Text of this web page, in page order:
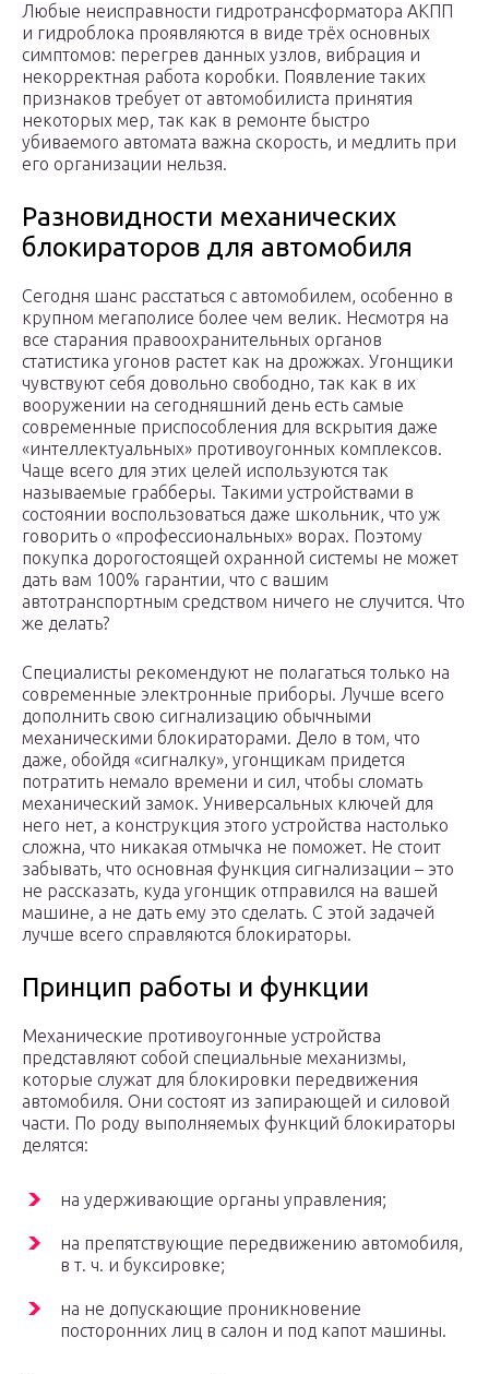
Любые неисправности гидротрансформатора АКПП
и гидроблока проявляются в виде трёх основных
симптомов: перегрев данных узлов, вибрация и
некорректная работа коробки. Появление таких
признаков требует от автомобилиста принятия
некоторых мер, так как в ремонте быстро
убиваемого автомата важна скорость, и медлить при
его организации нельзя.
Разновидности механических
блокираторов для автомобиля
Сегодня шанс расстаться с автомобилем, особенно в
крупном мегаполисе более чем велик. Несмотря на
все старания правоохранительных органов
статистика угонов растет как на дрожжах. Угонщики
чувствуют себя довольно свободно, так как в их
вооружении на сегодняшний день есть самые
современные приспособления для вскрытия даже
«интеллектуальных» противоугонных комплексов.
Чаще всего для этих целей используются так
называемые грабберы. Такими устройствами в
состоянии воспользоваться даже школьник, что уж
говорить о «профессиональных» ворах. Поэтому
покупка дорогостоящей охранной системы не может
дать вам 100% гарантии, что с вашим
автотранспортным средством ничего не случится. Что
же делать?
Специалисты рекомендуют не полагаться только на
современные электронные приборы. Лучше всего
дополнить свою сигнализацию обычными
механическими блокираторами. Дело в том, что
даже, обойдя «сигналку», угонщикам придется
потратить немало времени и сил, чтобы сломать
механический замок. Универсальных ключей для
него нет, а конструкция этого устройства настолько
сложна, что никакая отмычка не поможет. Не стоит
забывать, что основная функция сигнализации – это
не рассказать, куда угонщик отправился на вашей
машине, а не дать ему это сделать. С этой задачей
лучше всего справляются блокираторы.
Принцип работы и функции
Механические противоугонные устройства
представляют собой специальные механизмы,
которые служат для блокировки передвижения
автомобиля. Они состоят из запирающей и силовой
части. По роду выполняемых функций блокираторы
делятся:
на удерживающие органы управления;
на препятствующие передвижению автомобиля,
в т. ч. и буксировке;
на не допускающие проникновение
посторонних лиц в салон и под капот машины.